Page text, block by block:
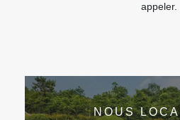
appeler.
NOUS